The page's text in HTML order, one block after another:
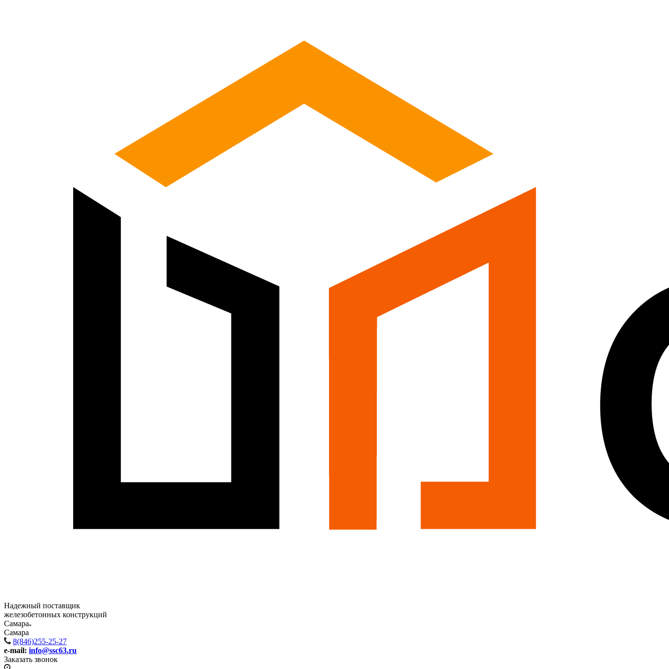
Надежный поставщик
железобетонных конструкций
Самара
Самара
8(846)255-25-27
e-mail: info@ssc63.ru
Заказать звонок